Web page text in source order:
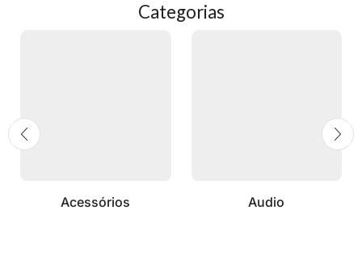
Categorias
Acessórios Audio